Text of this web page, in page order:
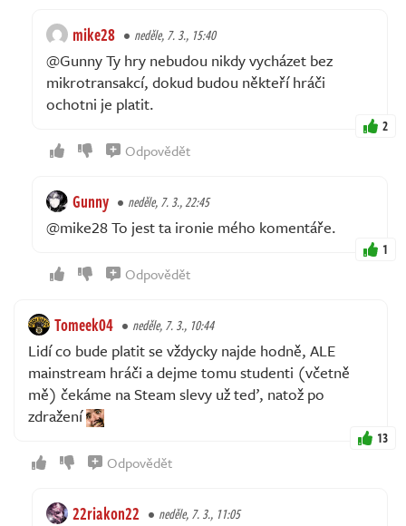
mike28 neděle, 7. 3., 15:40
@Gunny Ty hry nebudou nikdy vycházet bez
mikrotransakcí, dokud budou někteří hráči
ochotni je platit.
2
Odpovědět
Gunny neděle, 7. 3., 22:45
@mike28 To jest ta ironie mého komentáře.
1
Odpovědět
Tomeek04 neděle, 7. 3., 10:44
Lidí co bude platit se vždycky najde hodně, ALE
mainstream hráči a dejme tomu studenti (včetně
mě) čekáme na Steam slevy už teď, natož po
zdražení
13
Odpovědět
22riakon22 neděle, 7. 3., 11:05